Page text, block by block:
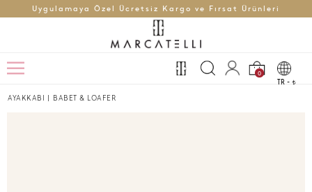
Uygulamaya Özel Ücretsiz Kargo ve Fırsat Ürünleri
0
TR - t
AYAKKABI | BABET & LOAFER